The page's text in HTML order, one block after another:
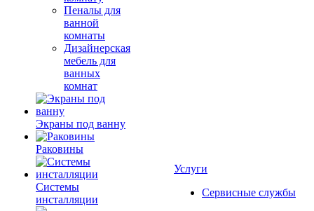
Пеналы для
ванной
комнаты
Дизайнерская
мебель для
ванных
комнат
Экраны под ванну
Раковины
Системы
инсталляции
Услуги
Сервисные службы